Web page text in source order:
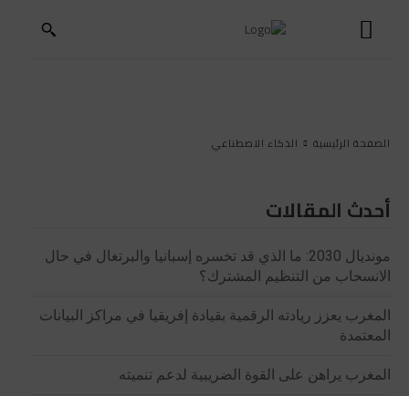
الصفحة الرئيسية الذكاء الاصطناعي
أحدث المقالات
مونديال 2030: ما الذي قد تخسره إسبانيا والبرتغال في حال
الانسحاب من التنظيم المشترك؟
المغرب يعزز ريادته الرقمية بقيادة إفريقيا في مراكز البيانات
المعتمدة
المغرب يراهن على القوة الضريبية لدعم تنميته